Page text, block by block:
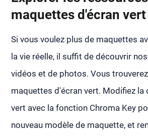
maquettes d'écran vert
Si vous voulez plus de maquettes
la vie réelle, il suffit de découvrir
vidéos et de photos. Vous
maquettes d'écran vert. Modifiez la
vert avec la fonction Chroma Key
nouveau modèle de maquette, et